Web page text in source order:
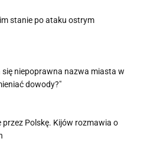
stanie po ataku ostrym
niepoprawna nazwa miasta w
dowody?"
Polskę. Kijów rozmawia o